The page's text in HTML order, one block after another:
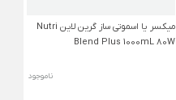
میکسر یا اسموتی ساز گرین لاین Nutri
Blend Plus 1000mL 80W
ناموجود